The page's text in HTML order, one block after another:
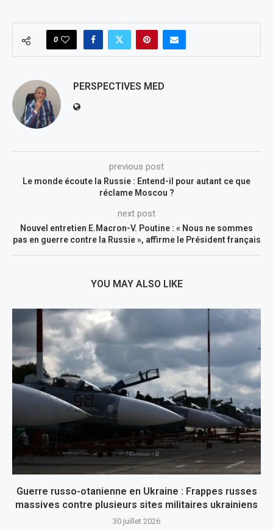
0
PERSPECTIVES MED
previous post
Le monde écoute la Russie : Entend-il pour autant ce que
réclame Moscou ?
next post
Nouvel entretien E.Macron-V. Poutine : « Nous ne sommes
pas en guerre contre la Russie », affirme le Président français
YOU MAY ALSO LIKE
Guerre russo-otanienne en Ukraine : Frappes russes
massives contre plusieurs sites militaires ukrainiens
30 juillet 2026